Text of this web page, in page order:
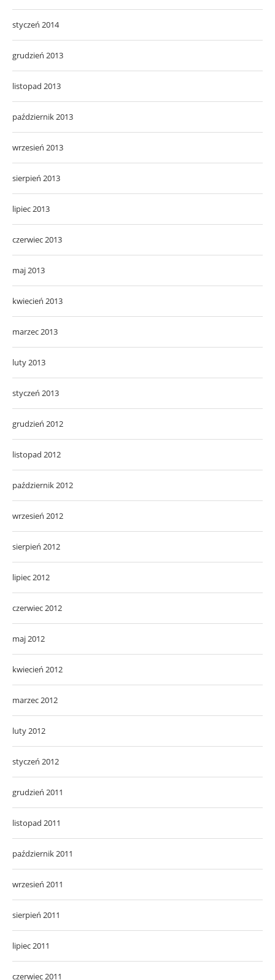
styczeń 2014
grudzień 2013
listopad 2013
październik 2013
wrzesień 2013
sierpień 2013
lipiec 2013
czerwiec 2013
maj 2013
kwiecień 2013
marzec 2013
luty 2013
styczeń 2013
grudzień 2012
listopad 2012
październik 2012
wrzesień 2012
sierpień 2012
lipiec 2012
czerwiec 2012
maj 2012
kwiecień 2012
marzec 2012
luty 2012
styczeń 2012
grudzień 2011
listopad 2011
październik 2011
wrzesień 2011
sierpień 2011
lipiec 2011
czerwiec 2011